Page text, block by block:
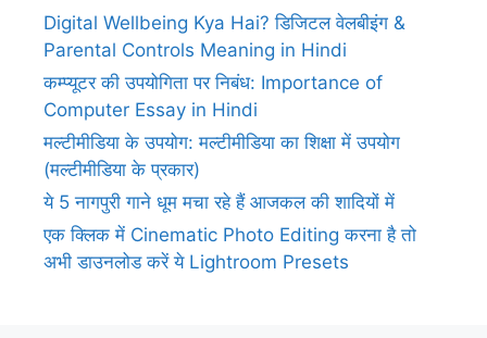
Digital Wellbeing Kya Hai? डिजिटल वेलबीइंग &
Parental Controls Meaning in Hindi
कम्प्यूटर की उपयोगिता पर निबंध: Importance of
Computer Essay in Hindi
मल्टीमीडिया के उपयोग: मल्टीमीडिया का शिक्षा में उपयोग
(मल्टीमीडिया के प्रकार)
ये 5 नागपुरी गाने धूम मचा रहे हैं आजकल की शादियों में
एक क्लिक में Cinematic Photo Editing करना है तो
अभी डाउनलोड करें ये Lightroom Presets